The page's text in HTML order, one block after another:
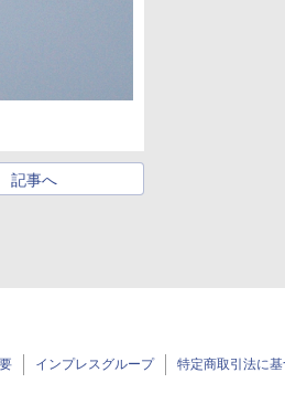
記事へ
インプレスグループ 特定商取引法に